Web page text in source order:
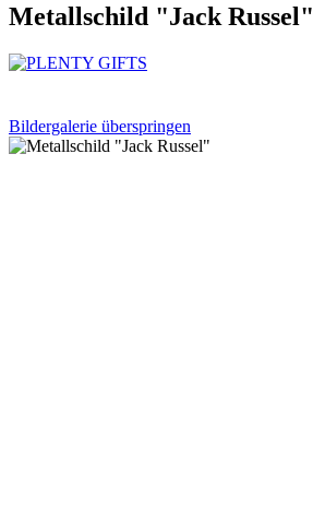
Metallschild "Jack Russel"
Bildergalerie überspringen